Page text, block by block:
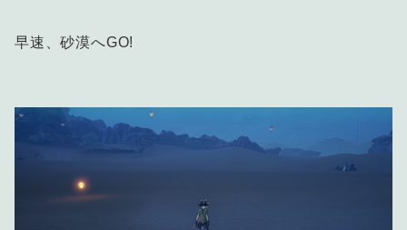
早速、砂漠へGO!